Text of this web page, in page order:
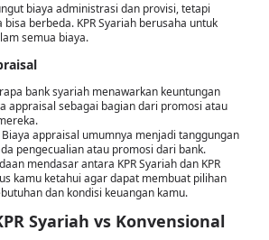
biaya administrasi dan provisi, tetapi
berbeda. KPR Syariah berusaha untuk
semua biaya.
bank syariah menawarkan keuntungan
appraisal sebagai bagian dari promosi atau
Biaya appraisal umumnya menjadi tanggungan
pengecualian atau promosi dari bank.
mendasar antara KPR Syariah dan KPR
kamu ketahui agar dapat membuat pilihan
dan kondisi keuangan kamu.
Syariah vs Konvensional